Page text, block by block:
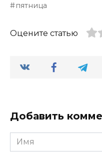
пятница
Оцените статью
Добавить
Имя
*